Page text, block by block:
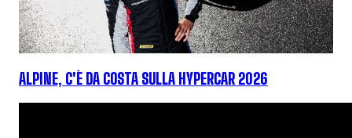
ALPINE, C'È DA COSTA SULLA HYPERCAR 2026